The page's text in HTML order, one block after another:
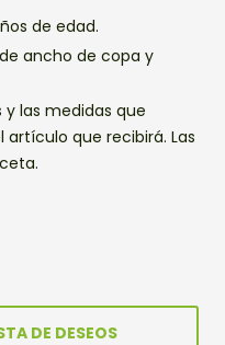
de edad.
ancho de copa y
y las medidas que
que recibirá. Las
DE DESEOS